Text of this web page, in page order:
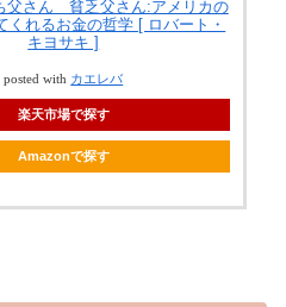
さん 貧乏父さん:アメリカの
くれるお金の哲学 [ ロバート・
キヨサキ ]
posted with カエレバ
楽天市場で探す
Amazonで探す